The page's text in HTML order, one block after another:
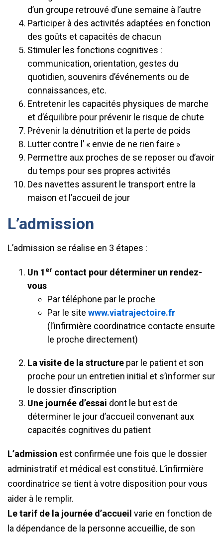
d’un groupe retrouvé d’une semaine à l’autre
Participer à des activités adaptées en fonction
des goûts et capacités de chacun
Stimuler les fonctions cognitives :
communication, orientation, gestes du
quotidien, souvenirs d’événements ou de
connaissances, etc.
Entretenir les capacités physiques de marche
et d’équilibre pour prévenir le risque de chute
Prévenir la dénutrition et la perte de poids
Lutter contre l’ « envie de ne rien faire »
Permettre aux proches de se reposer ou d’avoir
du temps pour ses propres activités
Des navettes assurent le transport entre la
maison et l’accueil de jour
L’admission
L’admission se réalise en 3 étapes :
Un 1 er contact pour déterminer un rendez-
vous
Par téléphone par le proche
Par le site www.viatrajectoire.fr
(l’infirmière coordinatrice contacte ensuite
le proche directement)
La visite de la structure par le patient et son
proche pour un entretien initial et s’informer sur
le dossier d’inscription
Une journée d’essai dont le but est de
déterminer le jour d’accueil convenant aux
capacités cognitives du patient
L’admission est confirmée une fois que le dossier
administratif et médical est constitué. L’infirmière
coordinatrice se tient à votre disposition pour vous
aider à le remplir.
Le tarif de la journée d’accueil varie en fonction de
la dépendance de la personne accueillie, de son